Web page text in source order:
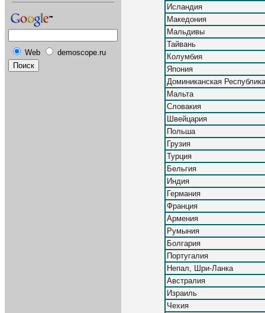
Web demoscope.ru
Исландия
Македония
Мальдивы
Тайвань
Колумбия
Япония
Доминиканская Республика
Мальта
Словакия
Швейцария
Польша
Грузия
Турция
Бельгия
Индия
Германия
Франция
Армения
Румыния
Болгария
Португалия
Непал, Шри-Ланка
Австралия
Израиль
Чехия